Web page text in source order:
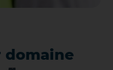
domaine